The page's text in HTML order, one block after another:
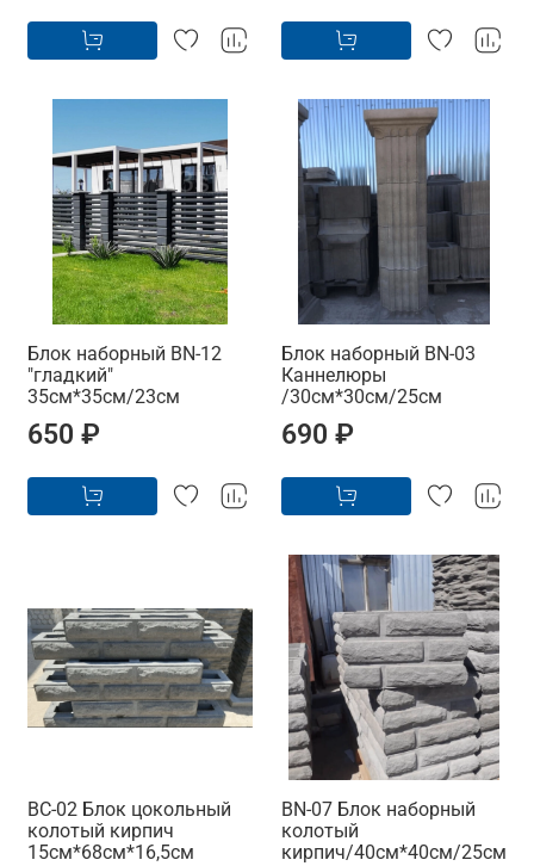
Блок наборный BN-12
"гладкий"
35см*35см/23см
650 ₽
Блок наборный BN-03
Каннелюры
/30см*30см/25см
690 ₽
BС-02 Блок цокольный
колотый кирпич
15см*68см*16,5см
BN-07 Блок наборный
колотый
кирпич/40см*40см/25см